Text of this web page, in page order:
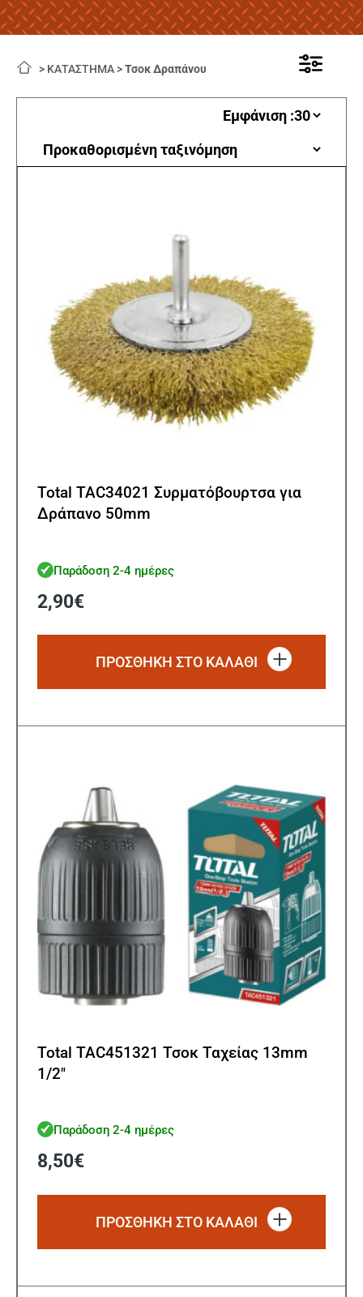
> ΚΑΤΑΣΤΗΜΑ >Τσοκ Δραπάνου
Total TAC34021 Συρματόβουρτσα για
Δράπανο 50mm
Παράδοση 2-4 ημέρες
2,90€
ΠΡΟΣΘΗΚΗ ΣΤΟ ΚΑΛΑΘΙ
Total TAC451321 Τσοκ Ταχείας 13mm
1/2″
Παράδοση 2-4 ημέρες
8,50€
ΠΡΟΣΘΗΚΗ ΣΤΟ ΚΑΛΑΘΙ